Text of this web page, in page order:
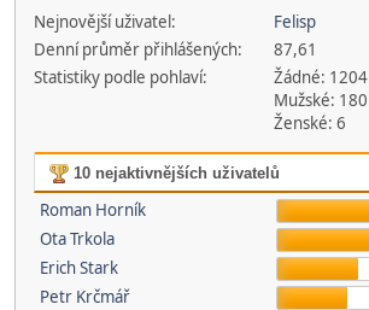
Nejnovější uživatel:
Felisp
Denní průměr přihlášených:
87,61
Statistiky podle pohlaví:
Žádné: 1204
Mužské: 180
Ženské: 6
10 nejaktivnějších uživatelů
Roman Horník
Ota Trkola
Erich Stark
Petr Krčmář